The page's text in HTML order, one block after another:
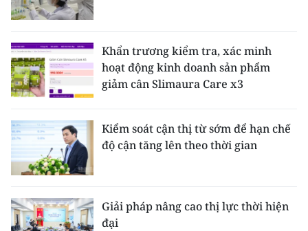
Khẩn trương kiểm tra, xác minh
hoạt động kinh doanh sản phẩm
giảm cân Slimaura Care x3
Kiểm soát cận thị từ sớm để hạn chế
độ cận tăng lên theo thời gian
Giải pháp nâng cao thị lực thời hiện
đại